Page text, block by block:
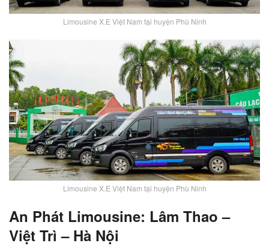
Limousine X.E Việt Nam tại huyện Phù Ninh
Limousine X.E Việt Nam tại huyện Phù Ninh
An Phát Limousine: Lâm Thao –
Việt Trì – Hà Nội